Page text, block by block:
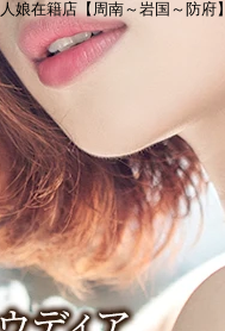
在籍店【周南～岩国～防府】